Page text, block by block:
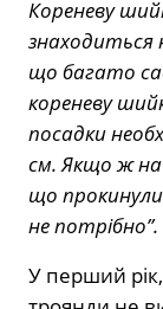
Кореневу
знаходиться
що багато
кореневу
посадки
см. Якщо ж на
що
не потрібно”.
У перший